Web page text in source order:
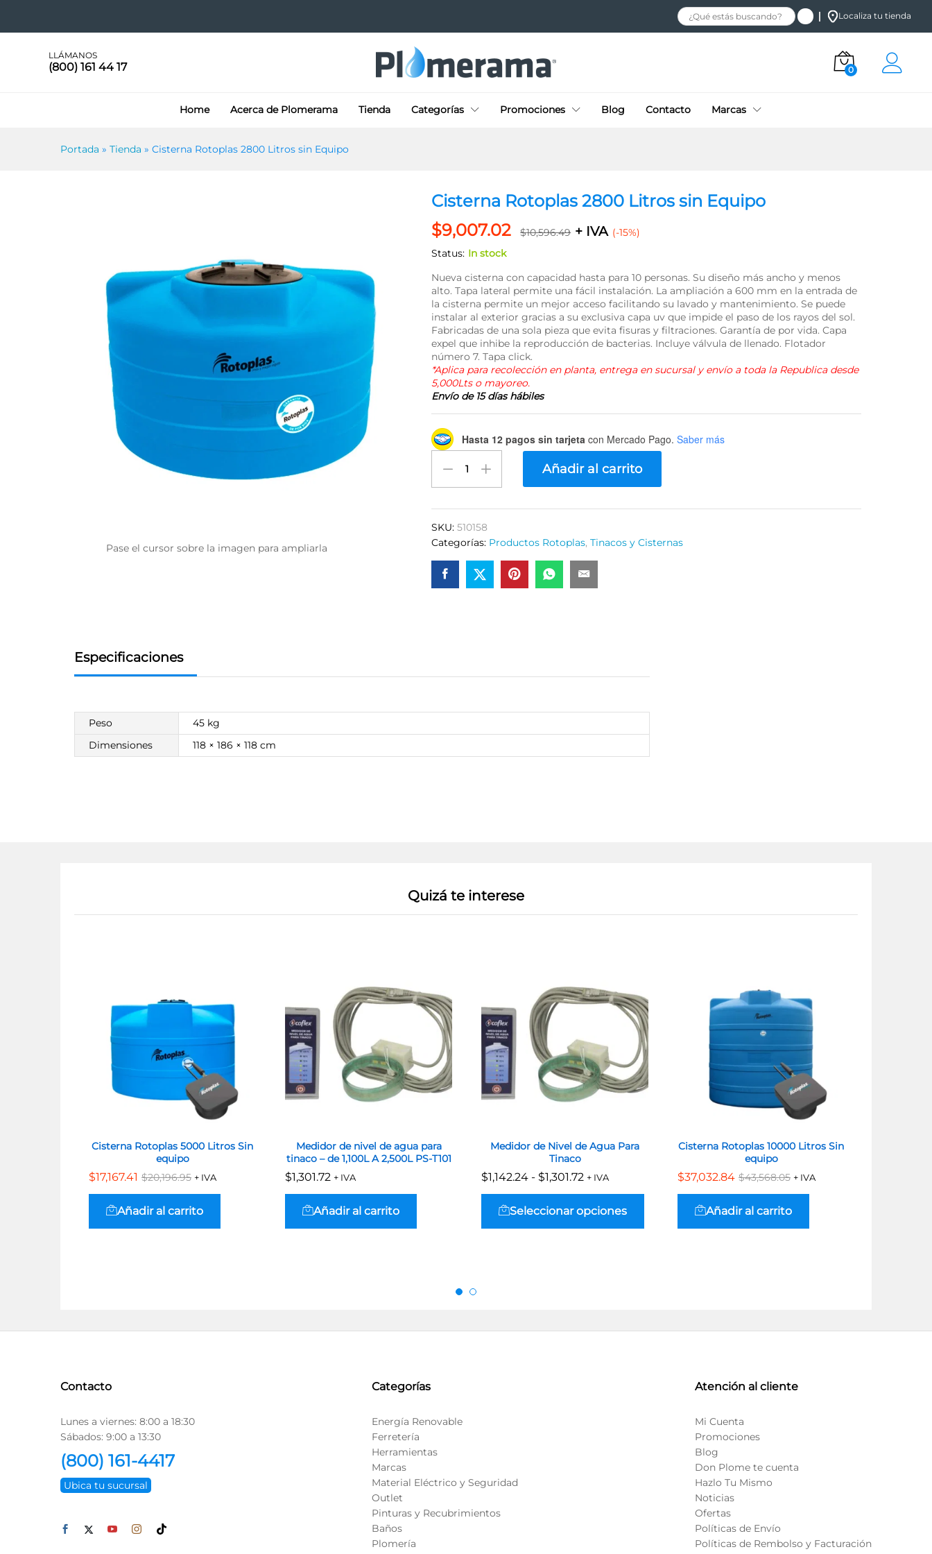
Localiza tu tienda
LLÁMANOS
(800) 161 44 17 0
Home Acerca de Plomerama Tienda Categorías Promociones Blog Contacto Marcas
Portada » Tienda » Cisterna Rotoplas 2800 Litros sin Equipo
Pase el cursor sobre la imagen para ampliarla
Cisterna Rotoplas 2800 Litros sin Equipo
$9,007.02 $10,596.49 + IVA (-15%)
Status: In stock
Nueva cisterna con capacidad hasta para 10 personas. Su diseño más ancho y menos
alto. Tapa lateral permite una fácil instalación. La ampliación a 600 mm en la entrada de
la cisterna permite un mejor acceso facilitando su lavado y mantenimiento. Se puede
instalar al exterior gracias a su exclusiva capa uv que impide el paso de los rayos del sol.
Fabricadas de una sola pieza que evita fisuras y filtraciones. Garantía de por vida. Capa
expel que inhibe la reproducción de bacterias. Incluye válvula de llenado. Flotador
número 7. Tapa click.
*Aplica para recolección en planta, entrega en sucursal y envío a toda la Republica desde
5,000Lts o mayoreo.
Envío de 15 días hábiles
Hasta 12 pagos sin tarjeta con Mercado Pago. Saber más
Rotoplas
2800
Equipo
quantity
Añadir al carrito
SKU:510158
Categorías: Productos Rotoplas,Tinacos y Cisternas
Especificaciones
Peso
45 kg
Dimensiones
118 × 186 × 118 cm
Quizá te interese
Cisterna Rotoplas 5000 Litros Sin
equipo
$17,167.41 $20,196.95 + IVA
$17,167.41 $20,196.95
Añadir al carrito
Medidor de nivel de agua para
tinaco – de 1,100L A 2,500L PS-T101
$1,301.72 + IVA
$1,301.72
Añadir al carrito
Medidor de Nivel de Agua Para
Tinaco
$1,142.24 - $1,301.72 Rango
precios:
desde
$1,142.24
hasta
+ IVA
$1,142.24 $1,301.72
Seleccionar opciones
Cisterna Rotoplas 10000 Litros Sin
equipo
$37,032.84 $43,568.05 + IVA
$37,032.84 $43,568.05
Añadir al carrito
Contacto
Lunes a viernes: 8:00 a 18:30
Sábados: 9:00 a 13:30
(800) 161-4417
Ubica tu sucursal
Categorías
Energía Renovable
Ferretería
Herramientas
Marcas
Material Eléctrico y Seguridad
Outlet
Pinturas y Recubrimientos
Baños
Plomería
Atención al cliente
Mi Cuenta
Promociones
Blog
Don Plome te cuenta
Hazlo Tu Mismo
Noticias
Ofertas
Políticas de Envío
Políticas de Rembolso y Facturación
9,007.02
10,596.49
+ IVA
Añadir al carrito